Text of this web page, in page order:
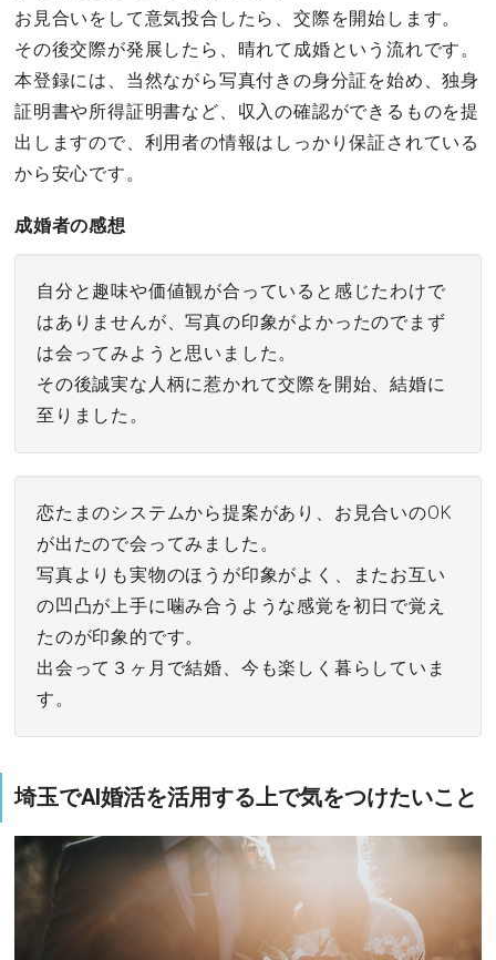
お見合いをして意気投合したら、交際を開始します。
その後交際が発展したら、晴れて成婚という流れです。
本登録には、当然ながら写真付きの身分証を始め、独身
証明書や所得証明書など、収入の確認ができるものを提
出しますので、利用者の情報はしっかり保証されている
から安心です。
成婚者の感想
自分と趣味や価値観が合っていると感じたわけで
はありませんが、写真の印象がよかったのでまず
は会ってみようと思いました。
その後誠実な人柄に惹かれて交際を開始、結婚に
至りました。
恋たまのシステムから提案があり、お見合いのOK
が出たので会ってみました。
写真よりも実物のほうが印象がよく、またお互い
の凹凸が上手に噛み合うような感覚を初日で覚え
たのが印象的です。
出会って３ヶ月で結婚、今も楽しく暮らしていま
す。
埼玉でAI婚活を活用する上で気をつけたいこと